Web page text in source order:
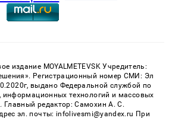
издание MOYALMETEVSK Учредитель:
Регистрационный номер СМИ: Эл
выдано Федеральной службой по
информационных технологий и массовых
Главный редактор: Самохин А. С.
эл. почты: infolivesmi@yandex.ru При